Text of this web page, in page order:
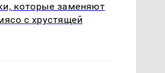
которые заменяют
с хрустящей